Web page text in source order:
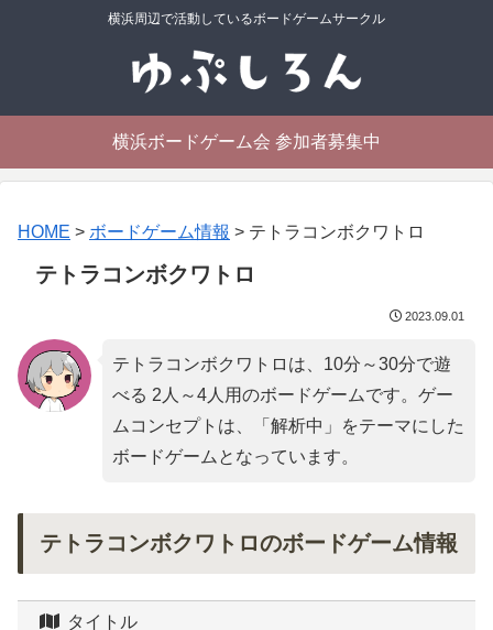
横浜周辺で活動しているボードゲームサークル
横浜ボードゲーム会 参加者募集中
HOME > ボードゲーム情報 > テトラコンボクワトロ
テトラコンボクワトロ
2023.09.01
テトラコンボクワトロは、10分～30分で遊
べる 2人～4人用のボードゲームです。ゲー
ムコンセプトは、「 解析中 」をテーマにした
ボードゲームとなっています。
テトラコンボクワトロのボードゲーム情報
タイトル